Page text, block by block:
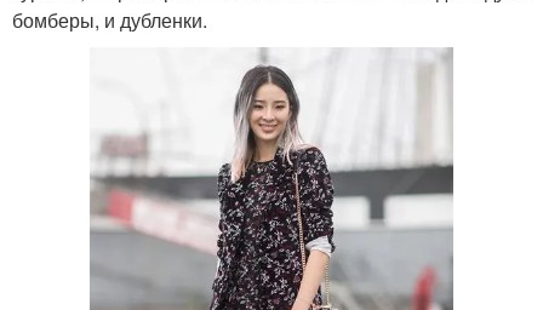
бомберы, и дубленки.